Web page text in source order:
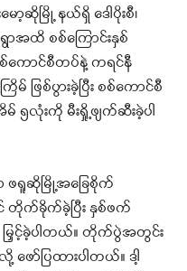
ာ့ဆိုမြို့ နယ်ရှိ ဒေါပိုးစီ၊
အထိ စစ်ကြောင်းနှစ်
စ်ကောင်စီတပ်နဲ့ ကရင်နီ
ဖြစ်ပွားခဲ့ပြီး စစ်ကောင်စီ
၅လုံးကို မီးရှို့ဖျက်ဆီးခဲ့ပါ
ဖရူဆိုမြို့အခြေစိုက်
တိုက်ခိုက်ခဲ့ပြီး နှစ်ဖက်
ြှင့်ခဲ့ပါတယ်။ တိုက်ပွဲအတွင်း
ာ်ပြထားပါတယ်။ ဒါ့